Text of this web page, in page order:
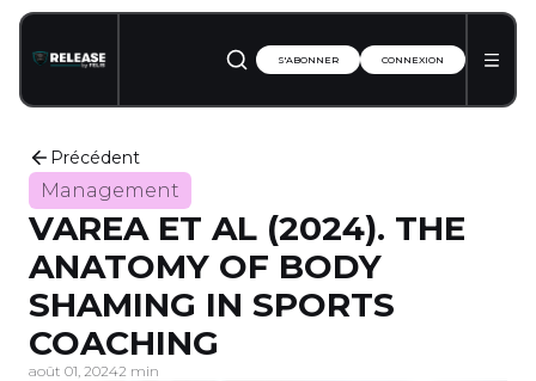
S'ABONNER CONNEXION
Précédent
Management
VAREA ET AL (2024). THE
ANATOMY OF BODY
SHAMING IN SPORTS
COACHING
août 01, 20242 min